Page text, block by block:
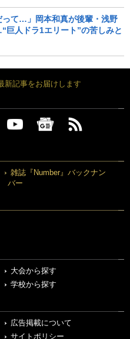
って…」岡本和真が後輩・浅野
人ドラ1エリート”の苦しみと
新記事をお届けします
雑誌『Number』バックナン
バー
大会から探す
学校から探す
広告掲載について
サイトポリシー